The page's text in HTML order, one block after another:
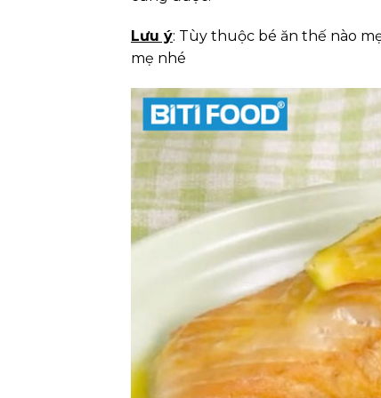
Lưu ý: Tùy thuộc bé ăn thế nào
mẹ nhé